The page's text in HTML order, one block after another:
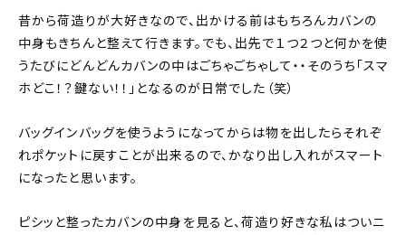
昔から荷造りが大好きなので、出かける前はもちろんカバンの
中身もきちんと整えて行きます。でも、出先で１つ２つと何かを使
うたびにどんどんカバンの中はごちゃごちゃして・・そのうち「スマ
ホどこ！？鍵ない！！」となるのが日常でした（笑）
バッグインバッグを使うようになってからは物を出したらそれぞ
れポケットに戻すことが出来るので、かなり出し入れがスマート
になったと思います。
ピシッと整ったカバンの中身を見ると、荷造り好きな私はついニ